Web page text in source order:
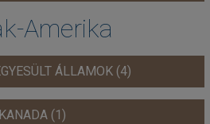
Amerika
ÁLLAMOK (4)
KANADA (1)